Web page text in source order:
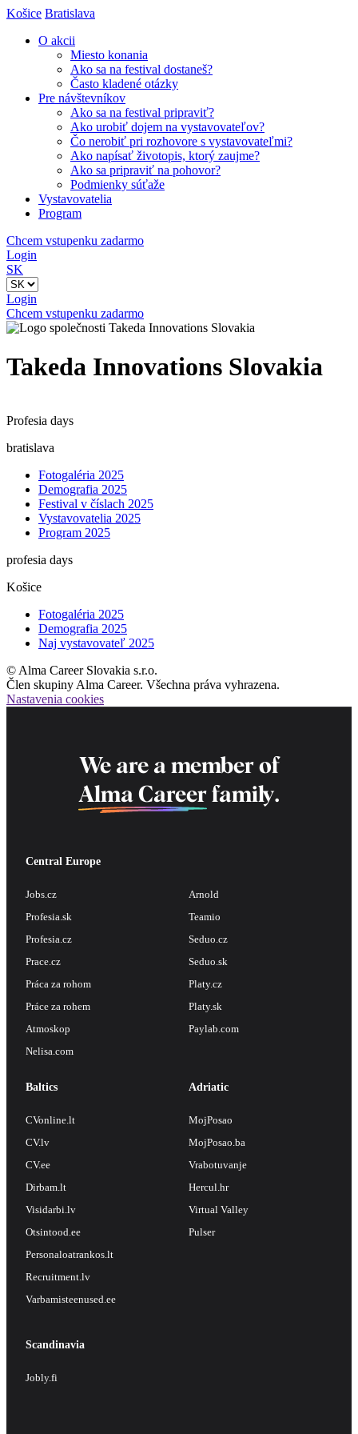
Košice Bratislava
O akcii
Miesto konania
Ako sa na festival dostaneš?
Často kladené otázky
Pre návštevníkov
Ako sa na festival pripraviť?
Ako urobiť dojem na vystavovateľov?
Čo nerobiť pri rozhovore s vystavovateľmi?
Ako napísať životopis, ktorý zaujme?
Ako sa pripraviť na pohovor?
Podmienky súťaže
Vystavovatelia
Program
Chcem vstupenku zadarmo
Login
SK
Login
Chcem vstupenku zadarmo
Takeda Innovations Slovakia
Profesia days
bratislava
Fotogaléria 2025
Demografia 2025
Festival v číslach 2025
Vystavovatelia 2025
Program 2025
profesia days
Košice
Fotogaléria 2025
Demografia 2025
Naj vystavovateľ 2025
© Alma Career Slovakia s.r.o.
Člen skupiny Alma Career. Všechna práva vyhrazena.
Nastavenia cookies
We are a member of
Alma Career family.
Central Europe
Jobs.cz
Profesia.sk
Profesia.cz
Prace.cz
Práca za rohom
Práce za rohem
Atmoskop
Nelisa.com
Arnold
Teamio
Seduo.cz
Seduo.sk
Platy.cz
Platy.sk
Paylab.com
Baltics
CVonline.lt
CV.lv
CV.ee
Dirbam.lt
Visidarbi.lv
Otsintood.ee
Personaloatrankos.lt
Recruitment.lv
Varbamisteenused.ee
Adriatic
MojPosao
MojPosao.ba
Vrabotuvanje
Hercul.hr
Virtual Valley
Pulser
Scandinavia
Jobly.fi